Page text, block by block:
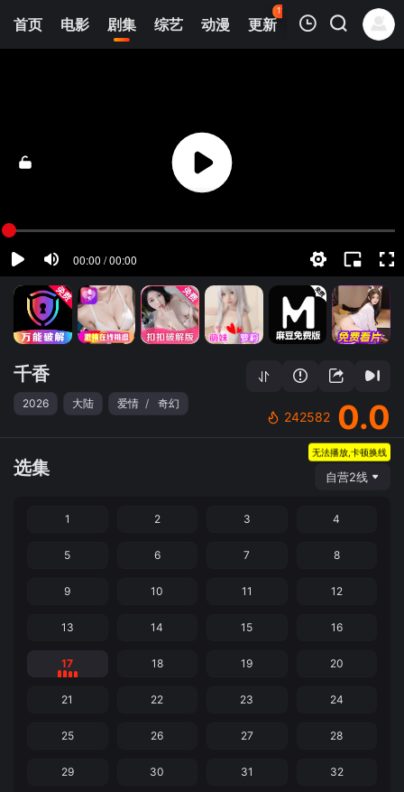
首页 电影 剧集 综艺 动漫 更新
116
热榜 APP
清空
千香
2026 大陆 爱情 / 奇幻
242582 0.0
选集
无法播放,卡顿换线
自营2线
1 2 3 4
5 6 7 8
9 10 11 12
13 14 15 16
17 18 19 20
21 22 23 24
25 26 27 28
29 30 31 32